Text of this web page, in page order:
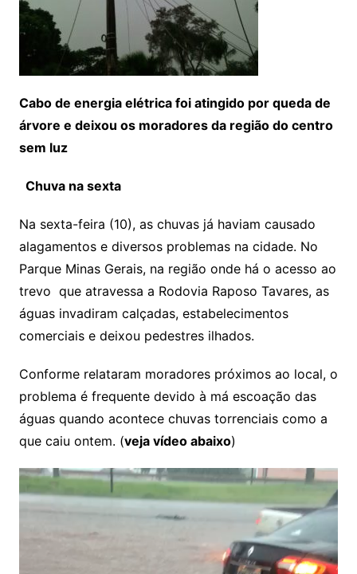
Cabo de energia elétrica foi atingido por queda de
árvore e deixou os moradores da região do centro
sem luz
Chuva na sexta
Na sexta-feira (10), as chuvas já haviam causado
alagamentos e diversos problemas na cidade. No
Parque Minas Gerais, na região onde há o acesso ao
trevo que atravessa a Rodovia Raposo Tavares, as
águas invadiram calçadas, estabelecimentos
comerciais e deixou pedestres ilhados.
Conforme relataram moradores próximos ao local, o
problema é frequente devido à má escoação das
águas quando acontece chuvas torrenciais como a
que caiu ontem. (veja vídeo abaixo)